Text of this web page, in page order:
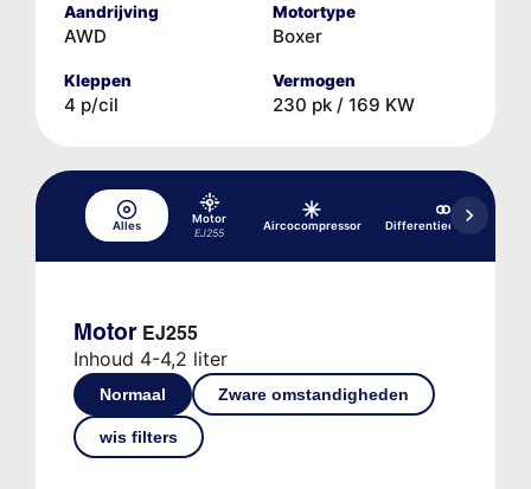
Aandrijving
AWD
Motortype
Boxer
Kleppen
4 p/cil
Vermogen
230 pk / 169 KW
Alles
Motor
EJ255
Aircocompressor Differentieel, achter
Motor EJ255
Inhoud 4-4,2 liter
Normaal Zware omstandigheden
wis filters